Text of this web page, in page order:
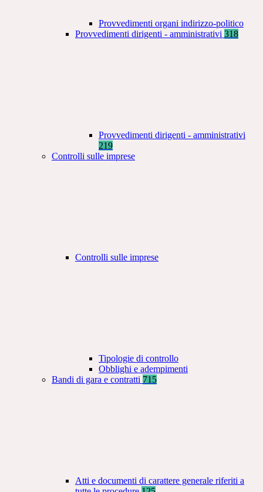
Provvedimenti organi indirizzo-politico
Provvedimenti dirigenti - amministrativi 318
Provvedimenti dirigenti - amministrativi
219
Controlli sulle imprese
Controlli sulle imprese
Tipologie di controllo
Obblighi e adempimenti
Bandi di gara e contratti 715
Atti e documenti di carattere generale riferiti a